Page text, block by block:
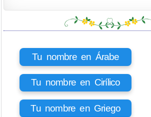
Tu nombre en Árabe
Tu nombre en Cirílico
Tu nombre en Griego